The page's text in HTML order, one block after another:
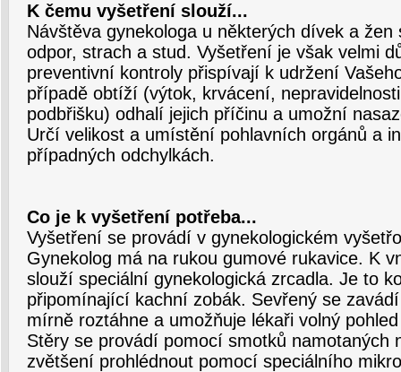
K čemu vyšetření slouží...
Návštěva gynekologa u některých dívek a žen
odpor, strach a stud. Vyšetření je však velmi
preventivní kontroly přispívají k udržení
případě obtíží (výtok, krvácení,
podbřišku) odhalí jejich příčinu a umožní
Určí velikost a umístění pohlavních orgánů a
případných odchylkách.
Co je k vyšetření potřeba...
Vyšetření se provádí v gynekologickém
Gynekolog má na rukou gumové rukavice. K
slouží speciální gynekologická zrcadla. Je to
připomínající kachní zobák. Sevřený se
mírně roztáhne a umožňuje lékaři volný
Stěry se provádí pomocí smotků namotaných
zvětšení prohlédnout pomocí speciálního